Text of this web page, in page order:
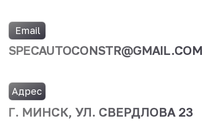
Доп. оборудование
ПЕРЕОБОРУДОВАНИЕ
Фургон в рефрежиратор
Фургон в грузопассажирский авто
Авто для инвалидов-колясочников